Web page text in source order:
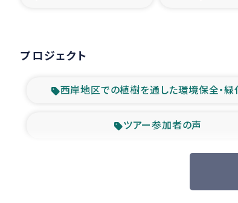
プロジェクト
西岸地区での植樹を通した環境保全・緑
ツアー参加者の声
緊急救援の時代
東ティモール豪雨緊急支援